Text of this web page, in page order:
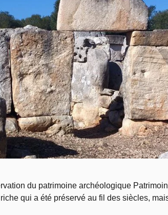
du patrimoine archéologique
qui a été préservé au fil des siècles,